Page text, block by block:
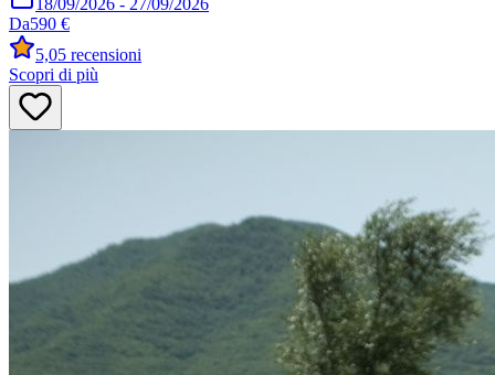
Da590 €
5,05 recensioni
Scopri di più